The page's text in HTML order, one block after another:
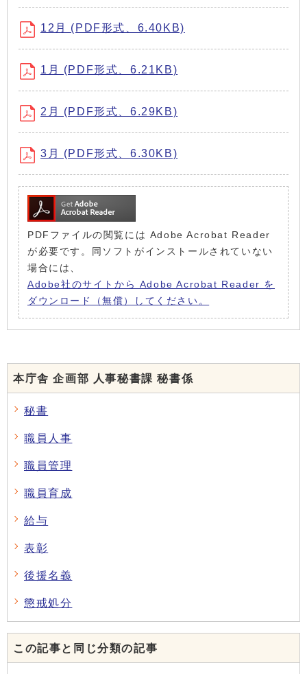
12月 (PDF形式、6.40KB)
1月 (PDF形式、6.21KB)
2月 (PDF形式、6.29KB)
3月 (PDF形式、6.30KB)
PDFファイルの閲覧には Adobe Acrobat Reader
が必要です。同ソフトがインストールされていない
場合には、
Adobe社のサイトから Adobe Acrobat Reader を
ダウンロード（無償）してください。
本庁舎 企画部 人事秘書課 秘書係
秘書
職員人事
職員管理
職員育成
給与
表彰
後援名義
懲戒処分
この記事と同じ分類の記事